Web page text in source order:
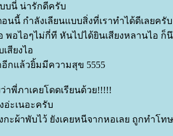
บบนี่ น่ารักดีครับ
นนี้ กำลังเลียนแบบสิ่งที่เราทำได้ดีเลยครับ
พอไอๆไม่กี่ที หันไปได้ยินเสียงหลานไอ ก็
สียงไอ
อีกแล้วยิ้มมีความสุข 5555
าพี่ภาเคยโดดเรียนด้วย!!!!!
อ่ะเนอะครับ
ะผ้าพับไว้ ยังเคยหนีจากหอเลย ถูกทำโท